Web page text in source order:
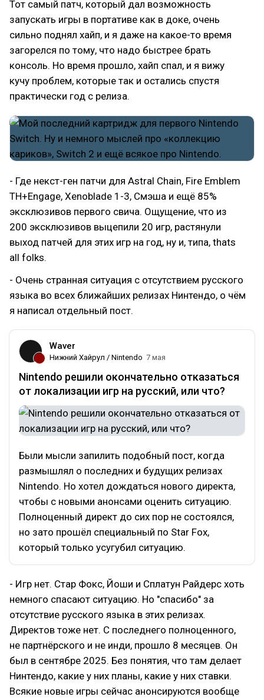
Тот самый патч, который дал возможность
запускать игры в портативе как в доке, очень
сильно поднял хайп, и я даже на какое-то время
загорелся по тому, что надо быстрее брать
консоль. Но время прошло, хайп спал, и я вижу
кучу проблем, которые так и остались спустя
практически год с релиза.
- Где некст-ген патчи для Astral Chain, Fire Emblem
TH+Engage, Xenoblade 1-3, Смэша и ещё 85%
эксклюзивов первого свича. Ощущение, что из
200 эксклюзивов выцепили 20 игр, растянули
выход патчей для этих игр на год, ну и, типа, thats
all folks.
- Очень странная ситуация с отсутствием русского
языка во всех ближайших релизах Нинтендо, о чём
я написал отдельный пост.
Waver
Нижний Хайрул / Nintendo 7 мая
Nintendo решили окончательно отказаться
от локализации игр на русский, или что?
Были мысли запилить подобный пост, когда
размышлял о последних и будущих релизах
Nintendo. Но хотел дождаться нового директа,
чтобы с новыми анонсами оценить ситуацию.
Полноценный директ до сих пор не состоялся,
но зато прошёл специальный по Star Fox,
который только усугубил ситуацию.
- Игр нет. Стар Фокс, Йоши и Сплатун Райдерс хоть
немного спасают ситуацию. Но "спасибо" за
отсутствие русского языка в этих релизах.
Директов тоже нет. С последнего полноценного,
не партнёрского и не инди, прошло 8 месяцев. Он
был в сентябре 2025. Без понятия, что там делает
Нинтендо, какие у них планы, какие у них ставки.
Всякие новые игры сейчас анонсируются вообще